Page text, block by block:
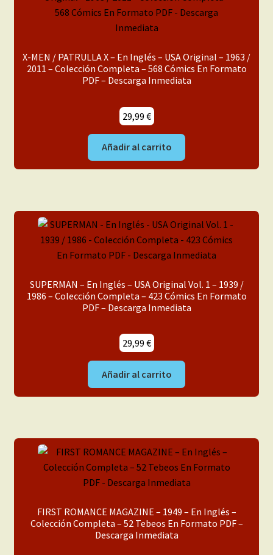
X-MEN / PATRULLA X – En Inglés – USA Original – 1963 /
2011 – Colección Completa – 568 Cómics En Formato
PDF – Descarga Inmediata
29,99 €
Añadir al carrito
SUPERMAN – En Inglés – USA Original Vol. 1 – 1939 /
1986 – Colección Completa – 423 Cómics En Formato
PDF – Descarga Inmediata
29,99 €
Añadir al carrito
FIRST ROMANCE MAGAZINE – 1949 – En Inglés –
Colección Completa – 52 Tebeos En Formato PDF –
Descarga Inmediata